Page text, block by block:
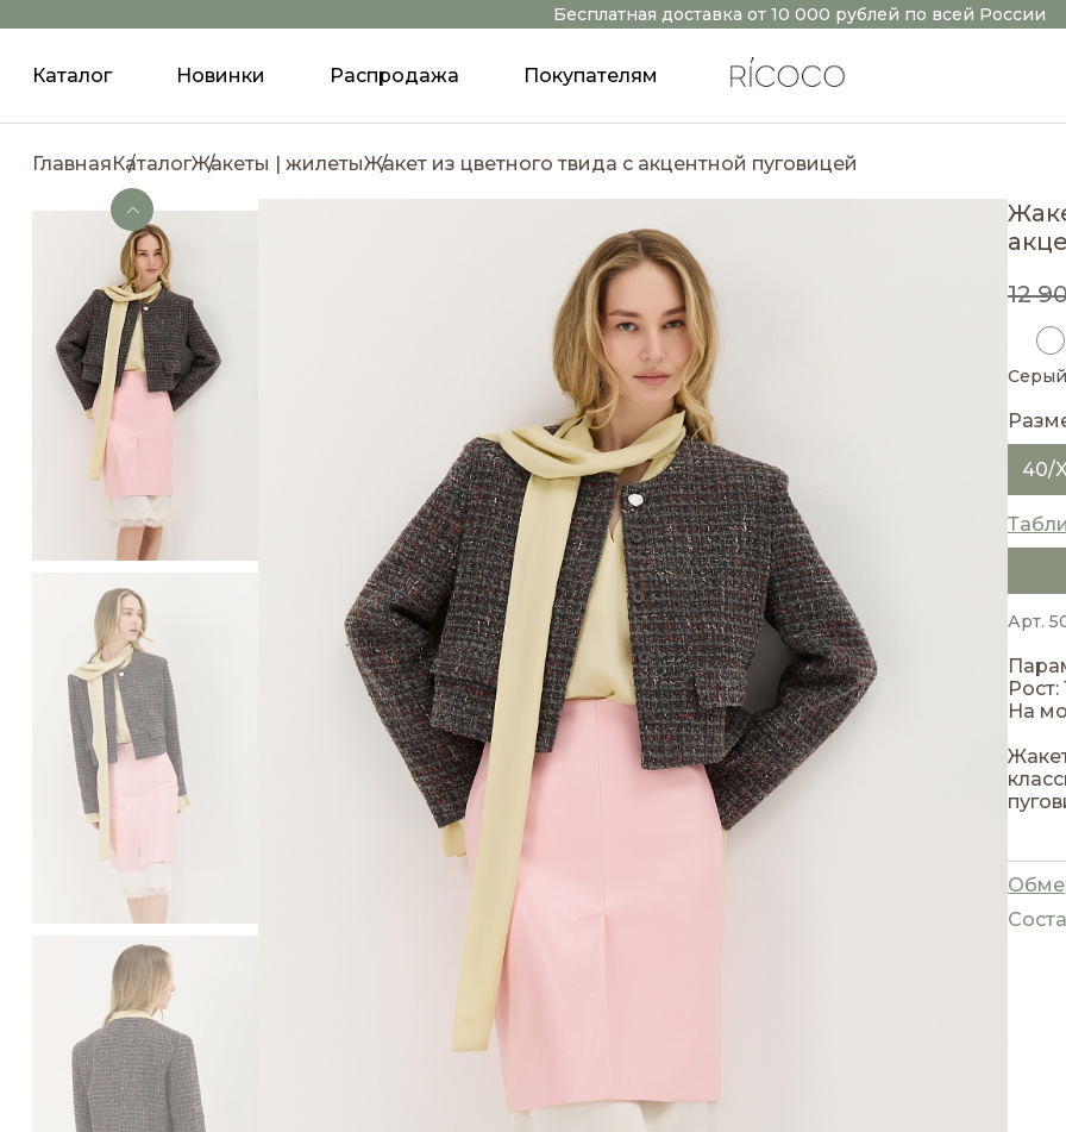
Бесплатная доставка от 10 000 рублей по всей России
Каталог Новинки Распродажа Покупателям
ГлавнаяКаталогЖакеты | жилетыЖакет из цветного твида с акцентной пуговицей
12
Серый
40/
Арт.
Рост:
На